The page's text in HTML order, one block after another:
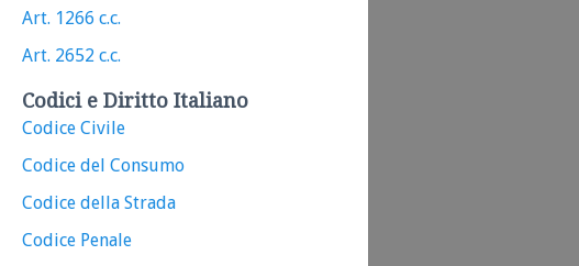
Art. 1266 c.c.
Art. 2652 c.c.
Codici e Diritto Italiano
Codice Civile
Codice del Consumo
Codice della Strada
Codice Penale